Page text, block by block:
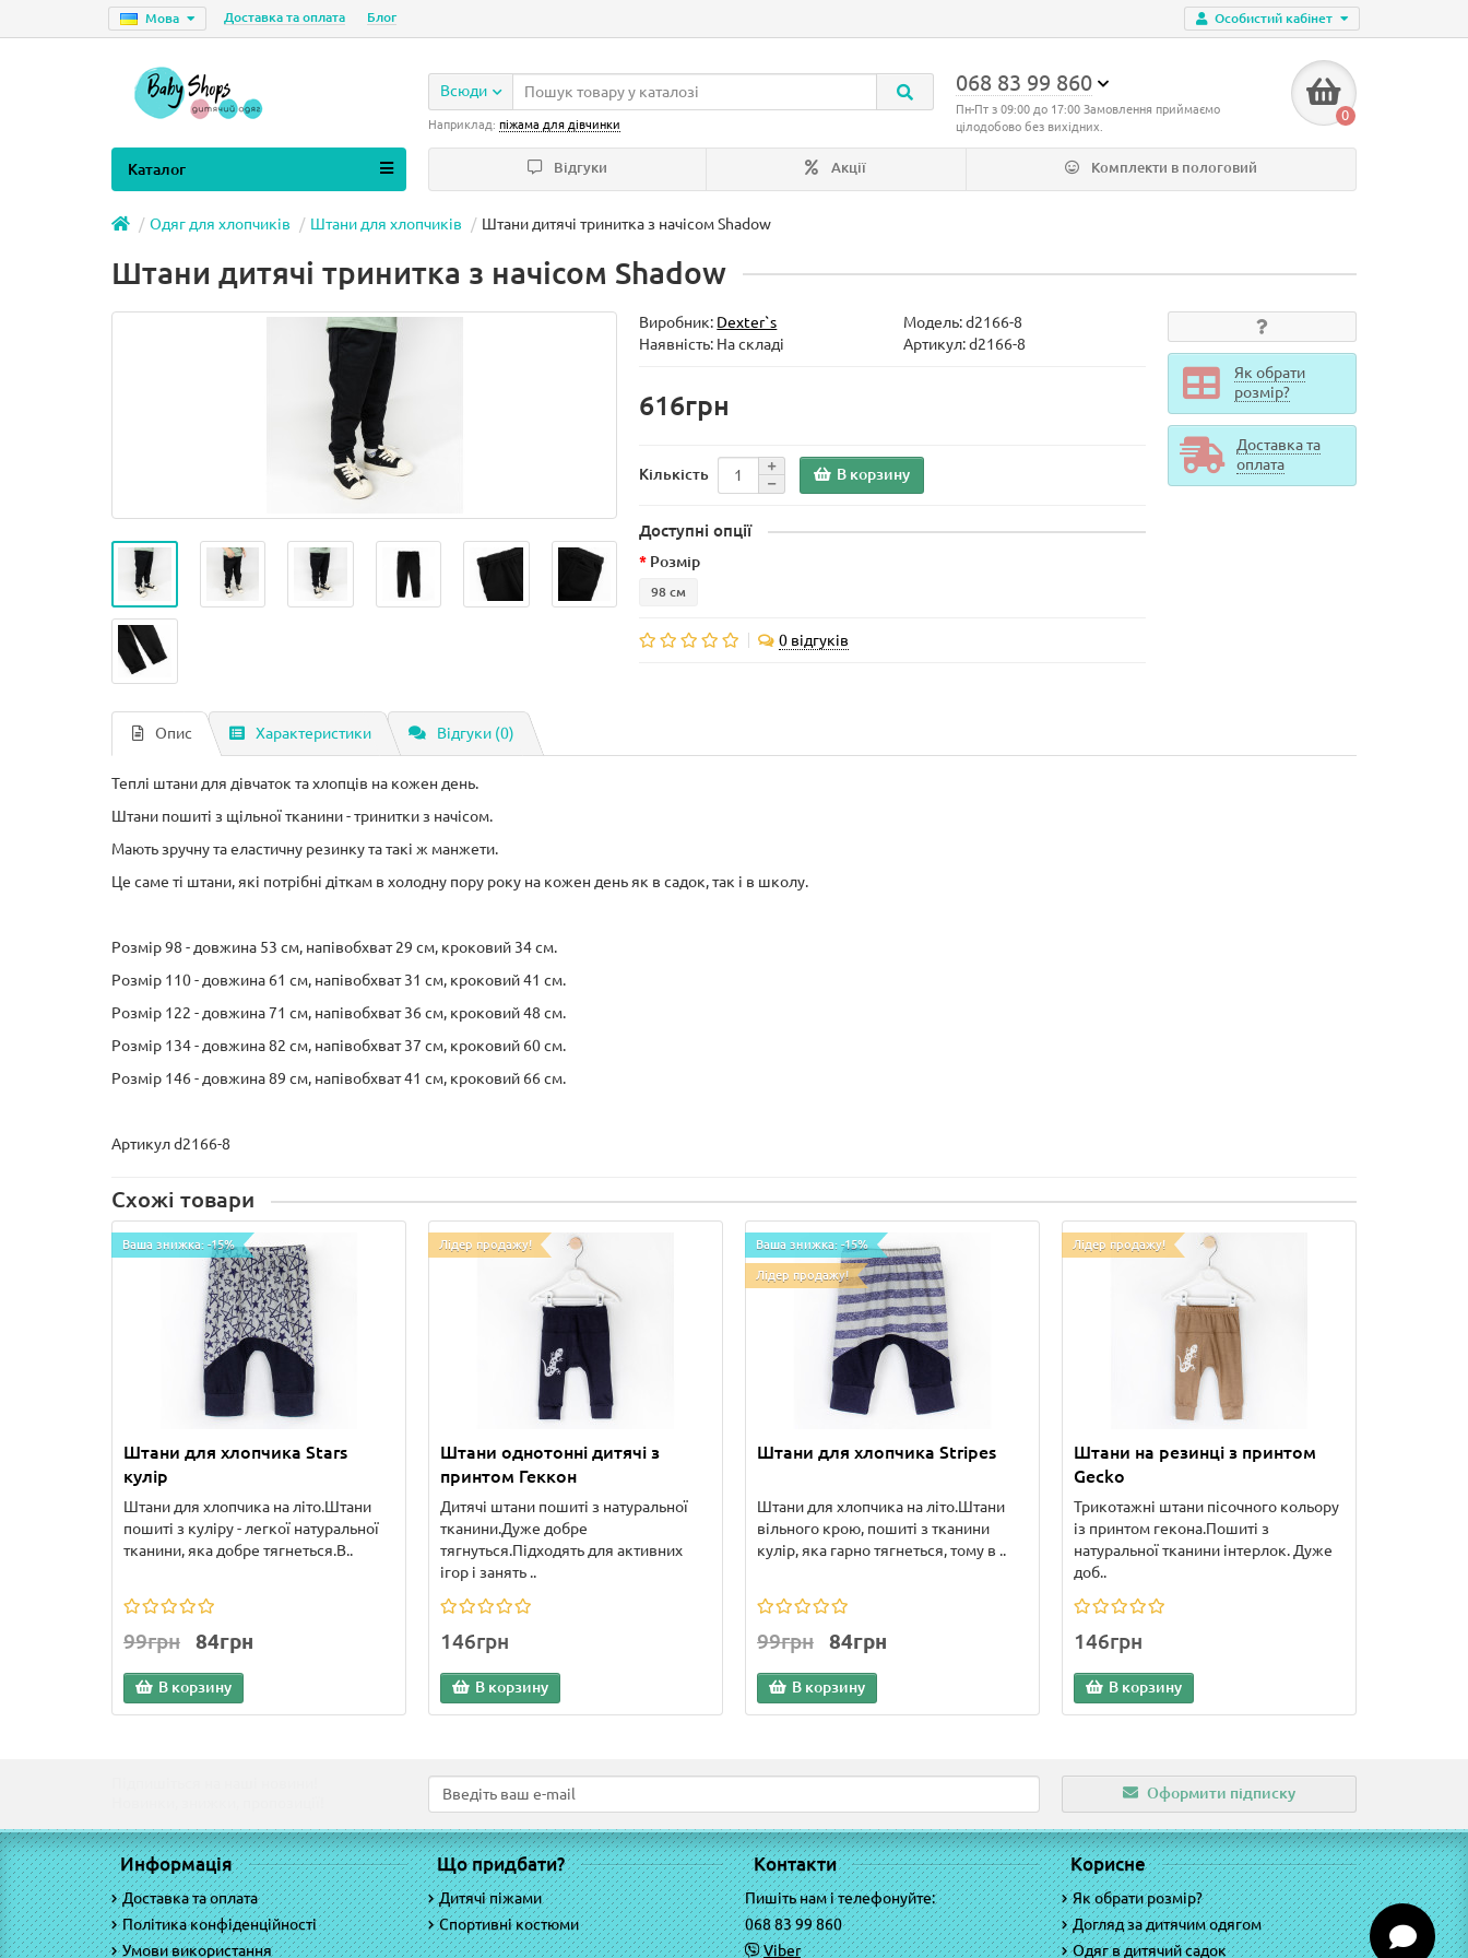
Особистий кабінет
Мова Доставка та оплата Блог
068 83 99 860
Пн-Пт з 09:00 до 17:00 Замовлення приймаємо
цілодобово без вихідних.
0
Всюди
Наприклад: піжама для дівчинки
Відгуки Акції Комплекти в пологовий
Каталог
Одяг для хлопчиків Штани для хлопчиків Штани дитячі тринитка з начісом Shadow
Штани дитячі тринитка з начісом Shadow
Виробник: Dexter`s Модель:d2166-8
Наявність: На складі
Артикул: d2166-8
616грн
Кількість В корзину
Доступні опції
Розмір
98 см
0 відгуків
Як обрати
розмір?
Доставка та
оплата
Опис Характеристики Відгуки (0)
Теплі штани для дівчаток та хлопців на кожен день.
Штани пошиті з щільної тканини - тринитки з начісом.
Мають зручну та еластичну резинку та такі ж манжети.
Це саме ті штани, які потрібні діткам в холодну пору року на кожен день як в садок, так і в школу.
Розмір 98 - довжина 53 см, напівобхват 29 см, кроковий 34 см.
Розмір 110 - довжина 61 см, напівобхват 31 см, кроковий 41 см.
Розмір 122 - довжина 71 см, напівобхват 36 см, кроковий 48 см.
Розмір 134 - довжина 82 см, напівобхват 37 см, кроковий 60 см.
Розмір 146 - довжина 89 см, напівобхват 41 см, кроковий 66 см.
Артикул d2166-8
Схожі товари
Ваша знижка: -15%
Штани для хлопчика Stars
кулір
Штани для хлопчика на літо.Штани
пошиті з куліру - легкої натуральної
тканини, яка добре тягнеться.В..
99грн 84грн
В корзину
Лідер продажу!
Штани однотонні дитячі з
принтом Геккон
Дитячі штани пошиті з натуральної
тканини.Дуже добре
тягнуться.Підходять для активних
ігор і занять ..
146грн
В корзину
Ваша знижка: -15%
Лідер продажу!
Штани для хлопчика Stripes
Штани для хлопчика на літо.Штани
вільного крою, пошиті з тканини
кулір, яка гарно тягнеться, тому в ..
99грн 84грн
В корзину
Лідер продажу!
Штани на резинці з принтом
Gecko
Трикотажні штани пісочного кольору
із принтом гекона.Пошиті з
натуральної тканини інтерлок. Дуже
доб..
146грн
В корзину
Оформити підписку
Информація
Доставка та оплата
Політика конфіденційності
Умови використання
Що придбати?
Дитячі піжами
Спортивні костюми
Контакти
Пишіть нам і телефонуйте:
068 83 99 860
Viber
Корисне
Як обрати розмір?
Догляд за дитячим одягом
Одяг в дитячий садок